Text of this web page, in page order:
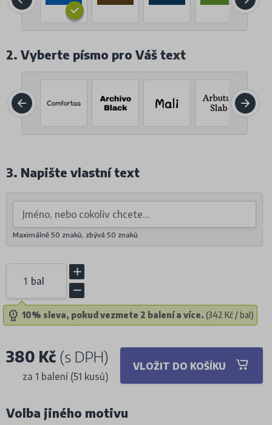
2. Vyberte písmo pro Váš text
3. Napište vlastní text
Maximálně 50 znaků, zbývá 50 znaků
bal
10% sleva, pokud vezmete 2 balení a více. (342 Kč / bal)
380 Kč (s DPH)
za 1 balení (51 kusů)
VLOŽIT DO KOŠÍKU
Volba jiného motivu